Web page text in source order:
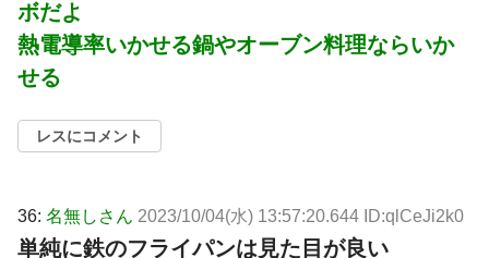
ボだよ
熱電導率いかせる鍋やオーブン料理ならいか
せる
レスにコメント
36: 名無しさん 2023/10/04(水) 13:57:20.644 ID:qlCeJi2k0
単純に鉄のフライパンは見た目が良い